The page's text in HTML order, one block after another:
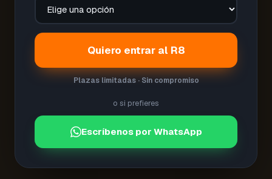
Quiero entrar al R8
Plazas limitadas · Sin compromiso
o si prefieres
Escríbenos por WhatsApp